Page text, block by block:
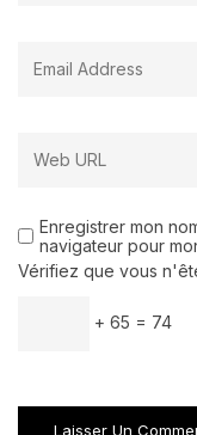
Enregistrer mon
navigateur pour
Vérifiez que vous
+ 65 = 74